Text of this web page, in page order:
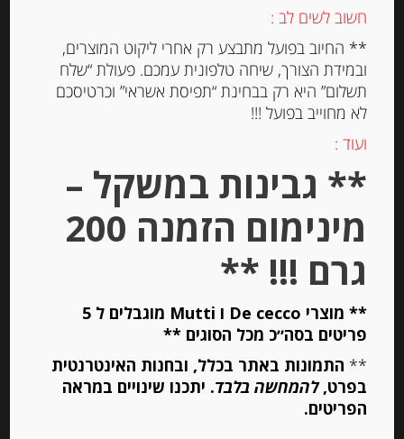
גבינת מוצרלה בופאל יח’ אחת 24%
שומן 200 גרם La Marchesa
₪32.00
מחיר ל 100 גרם: 16.00 ש"ח
מחיר ל 100 גרם: 16.00 ש"ח
הוספה לסל
Out of
Stock
חשוב לשים לב :
** החיוב בפועל מתבצע רק אחרי ליקוט המוצרים,
ובמידת הצורך, שיחה טלפונית עמכם. פעולת “שלח
תשלום” היא רק בבחינת “תפיסת אשראי” וכרטיסכם
לא מחוייב בפועל !!!
ועוד :
** גבינות במשקל –
מינימום הזמנה 200
גרם !!! **
** מוצרי De cecco ו Mutti מוגבלים ל 5
פריטים בסה״כ מכל הסוגים **
** התמונות באתר בכלל, ובחנות האינטרנטית
בפרט,להמחשה בלבד. יתכנו שינויים במראה
הפריטים.